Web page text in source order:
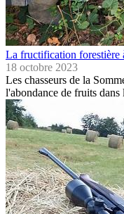
La fructification forestière
18 octobre 2023
Les chasseurs de la
l'abondance de fruits